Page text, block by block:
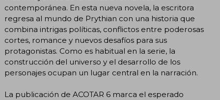
contemporánea. En esta nueva novela, la escritora
regresa al mundo de Prythian con una historia que
combina intrigas políticas, conflictos entre poderosas
cortes, romance y nuevos desafíos para sus
protagonistas. Como es habitual en la serie, la
construcción del universo y el desarrollo de los
personajes ocupan un lugar central en la narración.
La publicación de ACOTAR 6 marca el esperado